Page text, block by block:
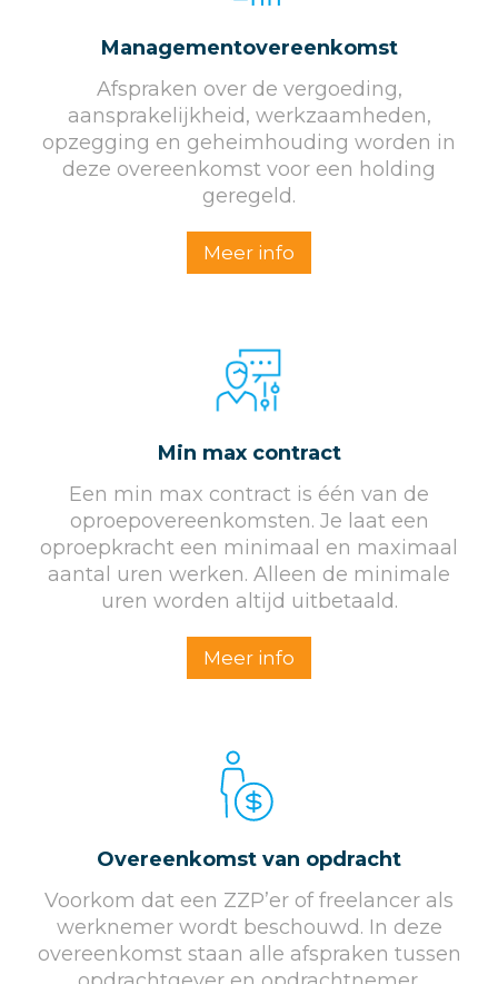
Managementovereenkomst
Afspraken over de vergoeding,
aansprakelijkheid, werkzaamheden,
opzegging en geheimhouding worden in
deze overeenkomst voor een holding
geregeld.
Meer info
Min max contract
Een min max contract is één van de
oproepovereenkomsten. Je laat een
oproepkracht een minimaal en maximaal
aantal uren werken. Alleen de minimale
uren worden altijd uitbetaald.
Meer info
Overeenkomst van opdracht
Voorkom dat een ZZP’er of freelancer als
werknemer wordt beschouwd. In deze
overeenkomst staan alle afspraken tussen